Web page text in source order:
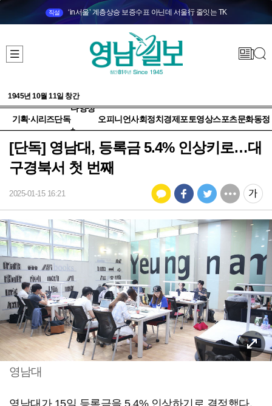
직설 ‘in서울’ 계층상승 보증수표 아닌데 서울行 줄잇는 TK
1945년 10월 11일 창간
기획·시리즈단독
다양성
+
오피니언사회정치 경제 포토영상스포츠문화동정
[단독] 영남대, 등록금 5.4% 인상키로…대
구경북서 첫 번째
2025-01-15 16:21
영남대